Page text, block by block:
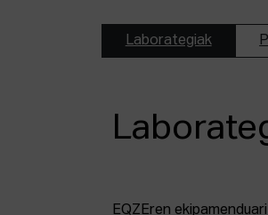
Laborategiak
EQZEren